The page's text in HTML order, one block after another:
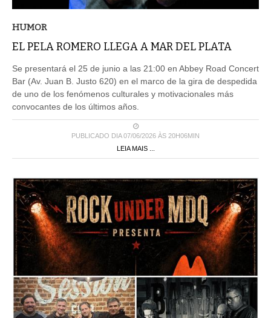
HUMOR
EL PELA ROMERO LLEGA A MAR DEL PLATA
Se presentará el 25 de junio a las 21:00 en Abbey Road Concert
Bar (Av. Juan B. Justo 620) en el marco de la gira de despedida
de uno de los fenómenos culturales y motivacionales más
convocantes de los últimos años.
PUBLICADO DIA 07/06/2026 ÀS 20H06MIN
LEIA MAIS ...